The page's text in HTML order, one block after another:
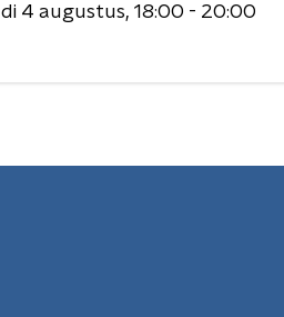
di 4 augustus 18:00 - 20:00